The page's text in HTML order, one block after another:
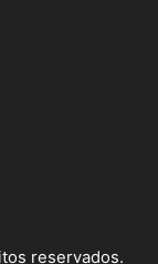
reservados.